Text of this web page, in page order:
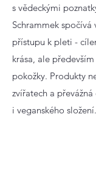
s vědeckými
Schrammek
přístupu k pleti -
krása, ale
pokožky. Produkty
zvířatech a převážná
i veganského složení.